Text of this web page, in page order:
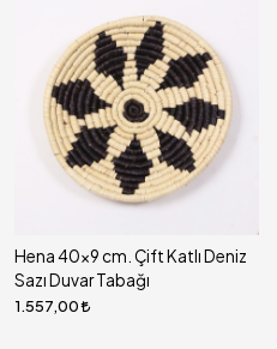
Hena 40x9 cm. Çift Katlı Deniz
Sazı Duvar Tabağı
1.557,00